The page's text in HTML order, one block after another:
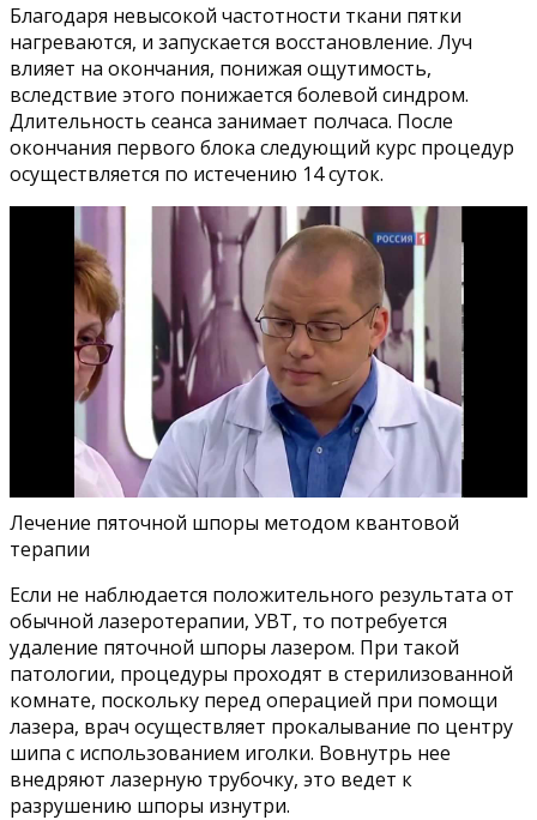
Благодаря невысокой частотности ткани пятки
нагреваются, и запускается восстановление. Луч
влияет на окончания, понижая ощутимость,
вследствие этого понижается болевой синдром.
Длительность сеанса занимает полчаса. После
окончания первого блока следующий курс процедур
осуществляется по истечению 14 суток.
Лечение пяточной шпоры методом квантовой
терапии
Если не наблюдается положительного результата от
обычной лазеротерапии, УВТ, то потребуется
удаление пяточной шпоры лазером. При такой
патологии, процедуры проходят в стерилизованной
комнате, поскольку перед операцией при помощи
лазера, врач осуществляет прокалывание по центру
шипа с использованием иголки. Вовнутрь нее
внедряют лазерную трубочку, это ведет к
разрушению шпоры изнутри.